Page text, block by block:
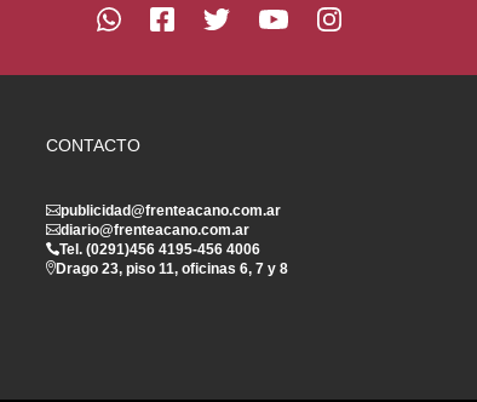
CONTACTO
publicidad@frenteacano.com.ar
diario@frenteacano.com.ar
Tel. (0291)456 4195-456 4006
Drago 23, piso 11, oficinas 6, 7 y 8